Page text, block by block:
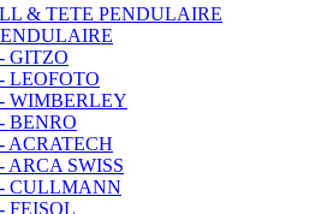
& TETE PENDULAIRE
GITZO
LEOFOTO
WIMBERLEY
BENRO
ACRATECH
ARCA SWISS
- CULLMANN
FEISOL